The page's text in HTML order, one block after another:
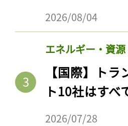
2026/08/04
エネルギー・資源
【国際】ト
ト10社はすべ
2026/07/28